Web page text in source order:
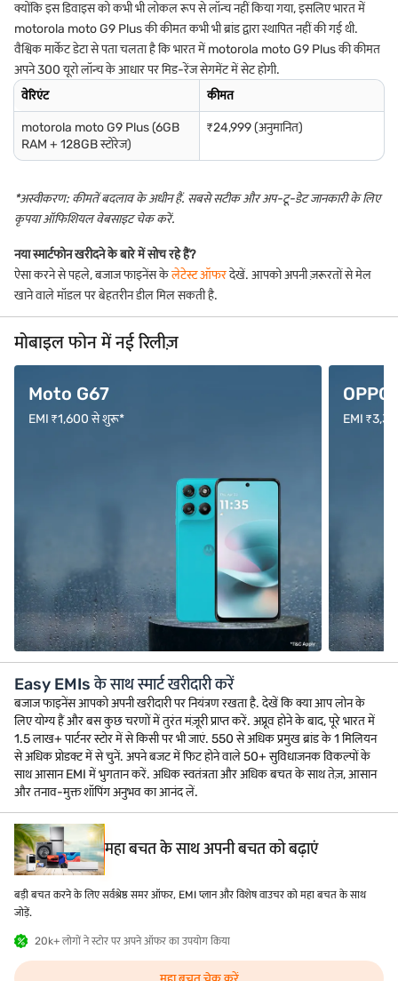
क्योंकि इस डिवाइस को कभी भी लोकल रूप से लॉन्च नहीं किया गया, इसलिए भारत में
motorola moto G9 Plus की कीमत कभी भी ब्रांड द्वारा स्थापित नहीं की गई थी.
वैश्विक मार्केट डेटा से पता चलता है कि भारत में motorola moto G9 Plus की कीमत
अपने 300 यूरो लॉन्च के आधार पर मिड-रेंज सेगमेंट में सेट होगी.
वेरिएंट
कीमत
motorola moto G9 Plus (6GB
RAM + 128GB स्टोरेज)
₹24,999 (अनुमानित)
*अस्वीकरण: कीमतें बदलाव के अधीन हैं. सबसे सटीक और अप-टू-डेट जानकारी के लिए
कृपया ऑफिशियल वेबसाइट चेक करें.
नया स्मार्टफोन खरीदने के बारे में सोच रहे हैं?
ऐसा करने से पहले, बजाज फाइनेंस केलेटेस्ट ऑफरदेखें. आपको अपनी ज़रूरतों से मेल
खाने वाले मॉडल पर बेहतरीन डील मिल सकती है.
मोबाइल फोन में नई रिलीज़
Moto G67
EMI ₹1,600 से शुरू*
OPPO
EMI
Easy EMIs के साथ स्मार्ट खरीदारी करें
बजाज फाइनेंस आपको अपनी खरीदारी पर नियंत्रण रखता है. देखें कि क्या आप लोन के
लिए योग्य हैं और बस कुछ चरणों में तुरंत मंज़ूरी प्राप्त करें. अप्रूव होने के बाद, पूरे भारत में
1.5 लाख+ पार्टनर स्टोर में से किसी पर भी जाएं. 550 से अधिक प्रमुख ब्रांड के 1 मिलियन
से अधिक प्रोडक्ट में से चुनें. अपने बजट में फिट होने वाले 50+ सुविधाजनक विकल्पों के
साथ आसान EMI में भुगतान करें. अधिक स्वतंत्रता और अधिक बचत के साथ तेज़, आसान
और तनाव-मुक्त शॉपिंग अनुभव का आनंद लें.
महा बचत के साथ अपनी बचत को बढ़ाएं
बड़ी बचत करने के लिए सर्वश्रेष्ठ समर ऑफर, EMI प्लान और विशेष वाउचर को महा बचत के साथ
जोड़ें.
20k+ लोगों ने स्टोर पर अपने ऑफर का उपयोग किया